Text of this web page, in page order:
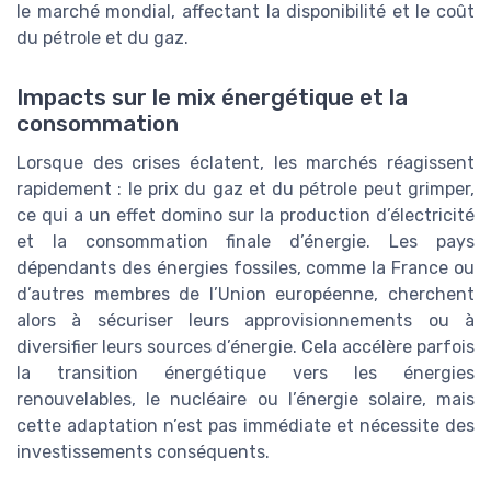
le marché mondial, affectant la disponibilité et le coût
du pétrole et du gaz.
Impacts sur le mix énergétique et la
consommation
Lorsque des crises éclatent, les marchés réagissent
rapidement : le prix du gaz et du pétrole peut grimper,
ce qui a un effet domino sur la production d’électricité
et la consommation finale d’énergie. Les pays
dépendants des énergies fossiles, comme la France ou
d’autres membres de l’Union européenne, cherchent
alors à sécuriser leurs approvisionnements ou à
diversifier leurs sources d’énergie. Cela accélère parfois
la transition énergétique vers les énergies
renouvelables, le nucléaire ou l’énergie solaire, mais
cette adaptation n’est pas immédiate et nécessite des
investissements conséquents.